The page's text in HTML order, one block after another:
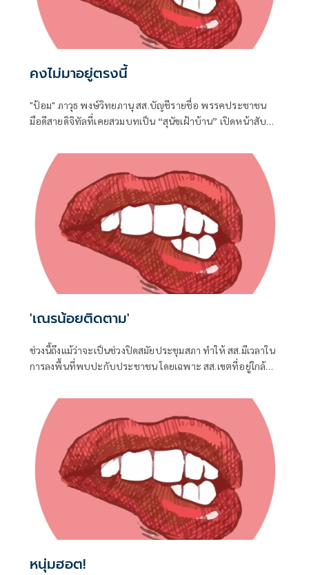
คงไม่มาอยู่ตรงนี้
"ป้อม" ภาวุธ พงษ์วิทยภานุ สส.บัญชีรายชื่อ พรรคประชาชน
มือดีสายดิจิทัลที่เคยสวมบทเป็น “สุนัขเฝ้าบ้าน” เปิดหน้าสับ
กระทรวงดิจิทัลเพื่อเศรษฐกิจและสังคม (ดีอี)
'เณรน้อยติดตาม'
ช่วงนี้ถึงแม้ว่าจะเป็นช่วงปิดสมัยประชุมสภา ทำให้ สส.มีเวลาใน
การลงพื้นที่พบปะกับประชาชน โดยเฉพาะ สส.เขตที่อยู่ใกล้ชิด
ปัญหาในเขต
หนุ่มฮอต!